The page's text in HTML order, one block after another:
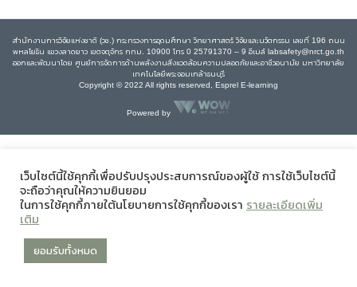
สำนักงานการวิจัยแห่งชาติ (วช.) กระทรวงการอุดมศึกษา วิทยาศาสตร์ วิจัยและนวัตกรรม เลขที่ 196 ถนน
พหลโยธิน แขวงลาดยาว เขตจตุจักร กทม. 10900 โทร 0 25791370 – 9 อีเมล์ labsafety@nrct.go.th
ออกและพัฒนาโดย ศูนย์การจัดการด้านพลังงานสิ่งแวดล้อมความปลอดภัยและอาชีวอนามัย มหาวิทยาลัย
เทคโนโลยีพระจอมเกล้าธนบุรี
Copyright © 2022 All rights reserved, Esprel E-learning
Powered by
เว็บไซต์นี้ใช้คุกกี้เพื่อปรับปรุงประสบการณ์ของผู้ใช้ การใช้เว็บไซต์นี้
จะถือว่าคุณให้ความยินยอม
ในการใช้คุกกี้ภายใต้นโยบายการใช้คุกกี้ของเรา รายละเอียดเพิ่ม
เติม
ยอมรับทั้งหมด